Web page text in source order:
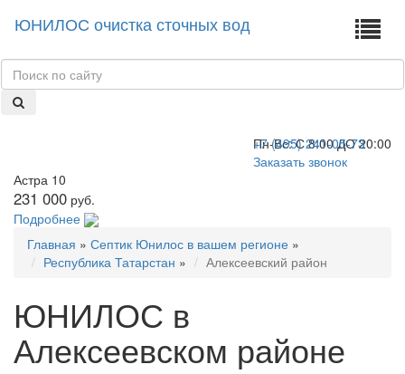
ЮНИЛОС очистка сточных вод
+7 (495) 241-05-73
Пн-Вс: С 8:00 ДО 20:00
Заказать звонок
Астра 10
231 000 руб.
Подробнее
Главная » Септик Юнилос в вашем регионе »
Республика Татарстан » Алексеевский район
ЮНИЛОС в
Алексеевском районе